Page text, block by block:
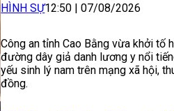
HÌNH SỰ12:50 | 07/08/2026
Công an tỉnh Cao Bằng vừa khởi tố
đường dây giả danh lương y nổi
yếu sinh lý nam trên mạng xã hội,
đồng.